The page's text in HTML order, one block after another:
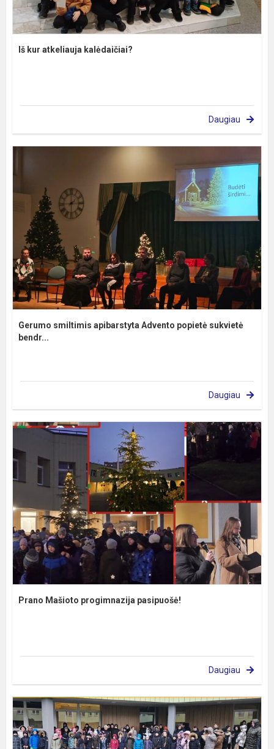
Iš kur atkeliauja kalėdaičiai?
Daugiau
Gerumo smiltimis apibarstyta Advento popietė sukvietė
bendr...
Daugiau
Prano Mašioto progimnazija pasipuošė!
Daugiau